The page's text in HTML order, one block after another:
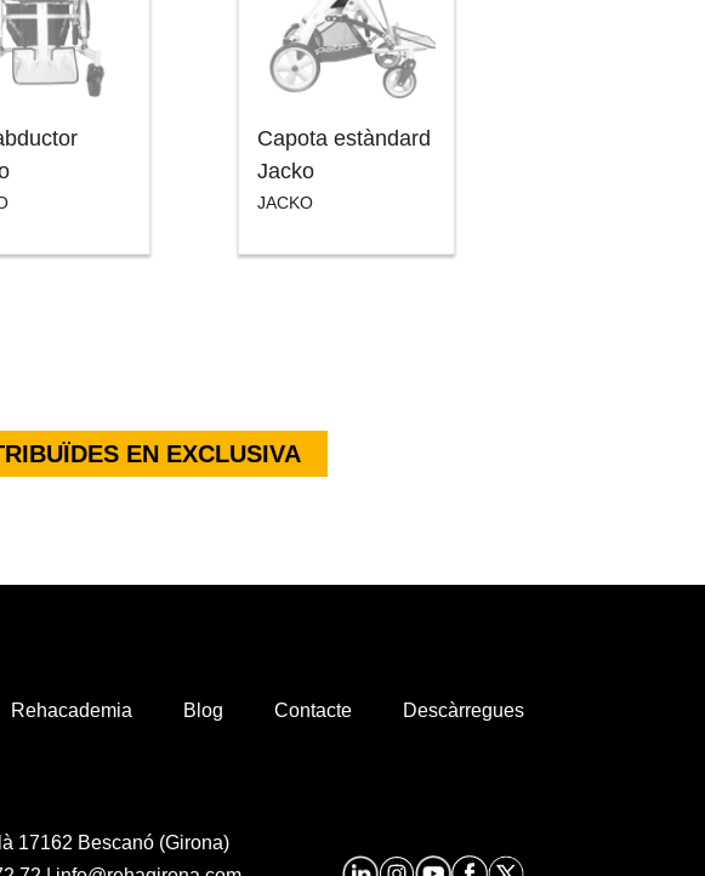
Capota estàndard
Jacko
JACKO
EN EXCLUSIVA
Rehacademia Blog Contacte Descàrregues
17162 Bescanó (Girona)